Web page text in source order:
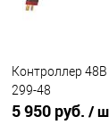
Контроллер
299-48
5 950 руб. /